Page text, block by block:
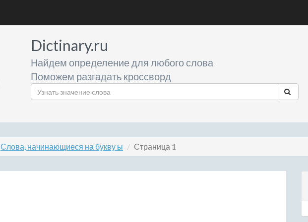
Dictinary.ru
Найдем определение для любого слова
Поможем разгадать кроссворд
Слова, начинающиеся на букву ы Страница 1